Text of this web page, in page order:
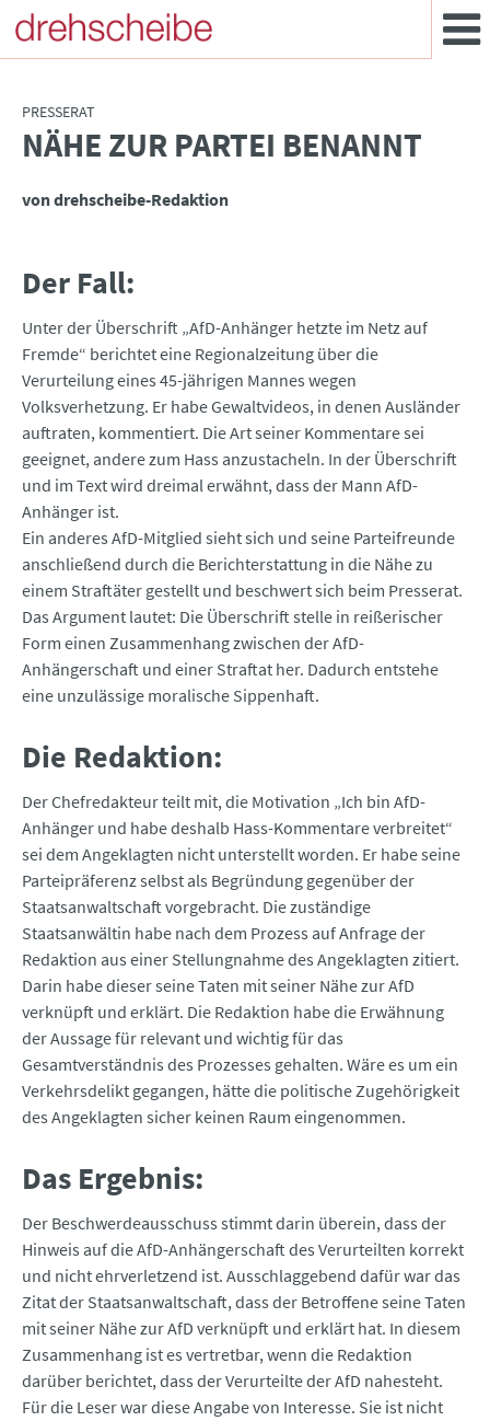
PRESSERAT
:NÄHE ZUR PARTEI BENANNT
von drehscheibe-Redaktion
Der Fall:
Unter der Überschrift „AfD-Anhänger hetzte im Netz auf
Fremde“ berichtet eine Regionalzeitung über die
Verurteilung eines 45-jährigen Mannes wegen
Volksverhetzung. Er habe Gewaltvideos, in denen Ausländer
auftraten, kommentiert. Die Art seiner Kommentare sei
geeignet, andere zum Hass anzustacheln. In der Überschrift
und im Text wird dreimal erwähnt, dass der Mann AfD-
Anhänger ist.
Ein anderes AfD-Mitglied sieht sich und seine Parteifreunde
anschließend durch die Berichterstattung in die Nähe zu
einem Straftäter gestellt und beschwert sich beim Presserat.
Das Argument lautet: Die Überschrift stelle in reißerischer
Form einen Zusammenhang zwischen der AfD-
Anhängerschaft und einer Straftat her. Dadurch entstehe
eine unzulässige moralische Sippenhaft.
Die Redaktion:
Der Chefredakteur teilt mit, die Motivation „Ich bin AfD-
Anhänger und habe deshalb Hass-Kommentare verbreitet“
sei dem Angeklagten nicht unterstellt worden. Er habe seine
Parteipräferenz selbst als Begründung gegenüber der
Staatsanwaltschaft vorgebracht. Die zuständige
Staatsanwältin habe nach dem Prozess auf Anfrage der
Redaktion aus einer Stellungnahme des Angeklagten zitiert.
Darin habe dieser seine Taten mit seiner Nähe zur AfD
verknüpft und erklärt. Die Redaktion habe die Erwähnung
der Aussage für relevant und wichtig für das
Gesamtverständnis des Prozesses gehalten. Wäre es um ein
Verkehrsdelikt gegangen, hätte die politische Zugehörigkeit
des Angeklagten sicher keinen Raum eingenommen.
Das Ergebnis:
Der Beschwerdeausschuss stimmt darin überein, dass der
Hinweis auf die AfD-Anhängerschaft des Verurteilten korrekt
und nicht ehrverletzend ist. Ausschlaggebend dafür war das
Zitat der Staatsanwaltschaft, dass der Betroffene seine Taten
mit seiner Nähe zur AfD verknüpft und erklärt hat. In diesem
Zusammenhang ist es vertretbar, wenn die Redaktion
darüber berichtet, dass der Verurteilte der AfD nahesteht.
Für die Leser war diese Angabe von Interesse. Sie ist nicht